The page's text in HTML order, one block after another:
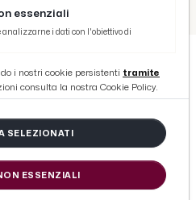
per fiamme nel vano motore di un'auto alimentata a gpl
Tronto, Vigili del
fiamme nel
alimentata
essenziali
i dati con l'obiettivo di
i nostri cookie persistenti tramite
consulta la nostra Cookie Policy.
SELEZIONATI
ESSENZIALI